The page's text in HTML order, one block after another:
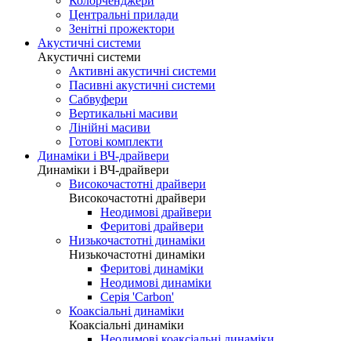
Центральні прилади
Зенітні прожектори
Акустичні системи
Акустичні системи
Активні акустичні системи
Пасивні акустичні системи
Сабвуфери
Вертикальні масиви
Лінійні масиви
Готові комплекти
Динаміки і ВЧ-драйвери
Динаміки і ВЧ-драйвери
Високочастотні драйвери
Високочастотні драйвери
Неодимові драйвери
Феритові драйвери
Низькочастотні динаміки
Низькочастотні динаміки
Феритові динаміки
Неодимові динаміки
Серія 'Carbon'
Коаксіальні динаміки
Коаксіальні динаміки